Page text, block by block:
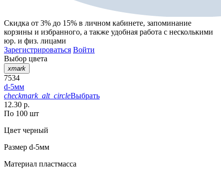
Скидка от 3% до 15% в личном кабинете, запоминание
корзины и избранного, а также удобная работа с несколькими
юр. и физ. лицами
Зарегистрироваться Войти
Выбор цвета
xmark
7534
d-5мм
checkmark_alt_circleВыбрать
12.30 р.
По 100 шт
Цвет черный
Размер d-5мм
Материал пластмасса